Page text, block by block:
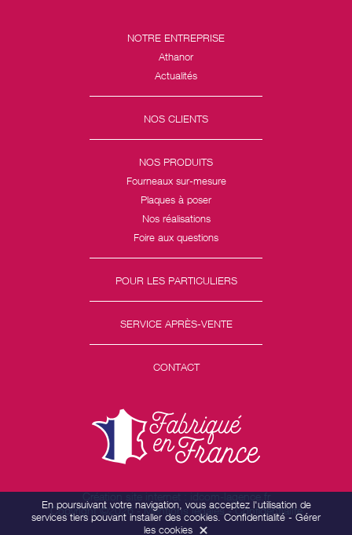
NOTRE ENTREPRISE
Athanor
Actualités
NOS CLIENTS
NOS PRODUITS
Fourneaux sur-mesure
Plaques à poser
Nos réalisations
Foire aux questions
POUR LES PARTICULIERS
SERVICE APRÈS-VENTE
CONTACT
Création site internet : idcom-lagence.fr
Copyright ©2026 -Mentions légales-Confidentialité
En poursuivant votre navigation, vous acceptez l'utilisation de
services tiers pouvant installer des cookies. Confidentialité - Gérer
les cookies